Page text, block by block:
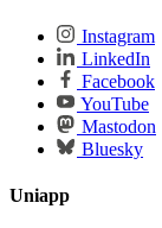
Instagram
LinkedIn
Facebook
YouTube
Mastodon
Bluesky
Uniapp